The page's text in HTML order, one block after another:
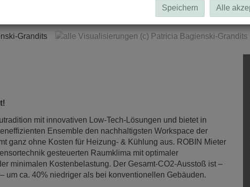
alle
mit innovativen Low-Tech-Lösungen und bietet in
Ensemble den nachhaltigsten Workspace der
ganz ohne Kosten für Heizung- & Kühlung aus. ROBIN Mieter
gesteuerten Raumklima mit optimaler
minimalen Kostenbelastung. Der Gesamt-CO2-Ausstoß ist –
um ca. 40% niedriger als bei konventionellen Gebäuden.
Speichern Alle